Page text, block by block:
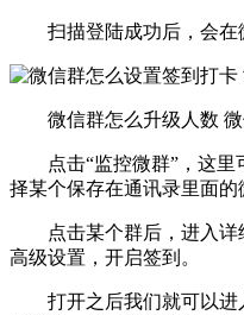
扫描登陆成功后，会在
微信群怎么升级人数 微
点击“监控微群”，这里
择某个保存在通讯录里面的
点击某个群后，进入详
高级设置，开启签到。
打开之后我们就可以进